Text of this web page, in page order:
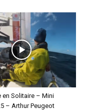
en Solitaire – Mini
– Arthur Peugeot